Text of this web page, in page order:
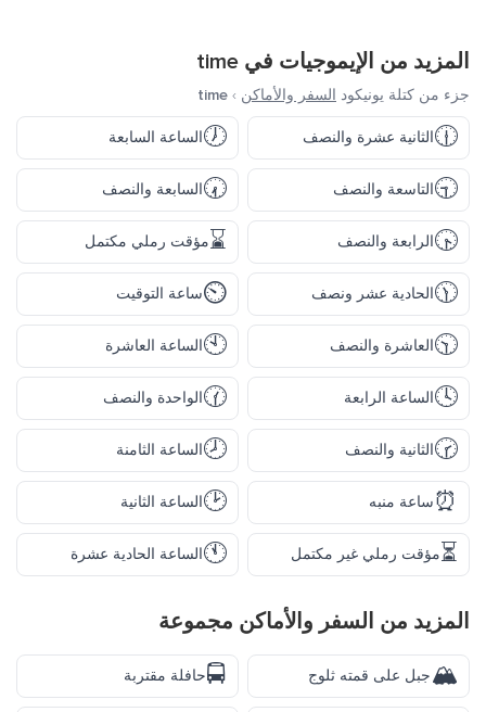
المزيد من الإيموجيات في time
جزء من كتلة يونيكود السفر والأماكن ›
time
🕧الثانية عشرة والنصف 🕖الساعة السابعة
🕤التاسعة والنصف 🕢السابعة والنصف
🕟الرابعة والنصف ⌛مؤقت رملي مكتمل
🕦الحادية عشر ونصف ⏲️ساعة التوقيت
🕥العاشرة والنصف 🕙الساعة العاشرة
🕓الساعة الرابعة 🕜الواحدة والنصف
🕝الثانية والنصف 🕗الساعة الثامنة
⏰ساعة منبه 🕑الساعة الثانية
⏳مؤقت رملي غير مكتمل 🕚الساعة الحادية عشرة
المزيد من السفر والأماكن مجموعة
🏔️جبل على قمته ثلوج 🚍حافلة مقتربة